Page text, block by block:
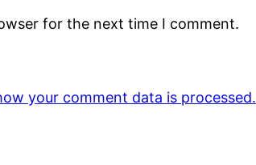
for the next time I comment.
your comment data is processed.